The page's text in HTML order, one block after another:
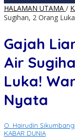
HALAMAN UTAMA /
Sugihan, 2 Orang
Gajah
Air
Luka!
Nyata
O. Hairudin Sikumbang
KABAR DUNIA